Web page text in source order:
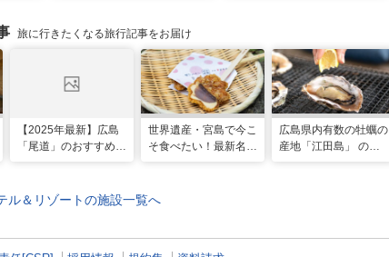
旅に行きたくなる旅行記事をお届け
【2025年最新】広島
「尾道」のおすすめ観
世界遺産・宮島で今こ
そ食べたい！最新名物
広島県内有数の牡蠣の
産地「江田島」 の牡
＆リゾートの施設一覧へ